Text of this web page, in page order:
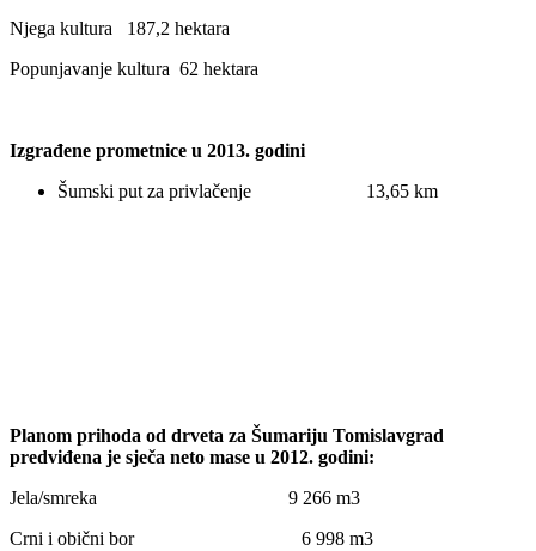
Njega kultura 187,2 hektara
Popunjavanje kultura 62 hektara
Izgrađene prometnice u 2013. godini
Šumski put za privlačenje 13,65 km
Planom prihoda od drveta za Šumariju Tomislavgrad
predviđena je sječa neto mase u 2012. godini:
Jela/smreka 9 266 m3
Crni i obični bor 6 998 m3